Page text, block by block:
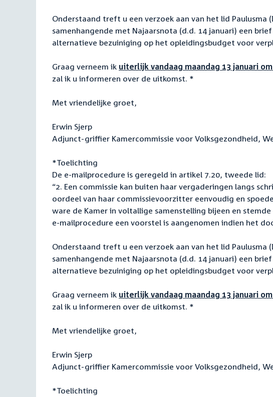
Onderstaand treft u een verzoek aan van het lid
samenhangende met Najaarsnota (d.d. 14 januari) een
alternatieve bezuiniging op het opleidingsbudget voor
Graag verneem ik uiterlijk vandaag maandag 13 januari
zal ik u informeren over de uitkomst. *
Met vriendelijke groet,
Erwin Sjerp
Adjunct-griffier Kamercommissie voor Volksgezondheid,
*Toelichting
De e-mailprocedure is geregeld in artikel 7.20, tweede lid:
“2. Een commissie kan buiten haar vergaderingen langs
oordeel van haar commissievoorzitter eenvoudig en
ware de Kamer in voltallige samenstelling bijeen en
e-mailprocedure een voorstel is aangenomen indien het
Onderstaand treft u een verzoek aan van het lid
samenhangende met Najaarsnota (d.d. 14 januari) een
alternatieve bezuiniging op het opleidingsbudget voor
Graag verneem ik uiterlijk vandaag maandag 13 januari
zal ik u informeren over de uitkomst. *
Met vriendelijke groet,
Erwin Sjerp
Adjunct-griffier Kamercommissie voor Volksgezondheid,
*Toelichting